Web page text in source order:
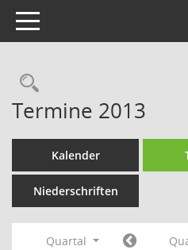
Toggle navigation
Termine 2013
Kalender
Niederschriften
Quartal